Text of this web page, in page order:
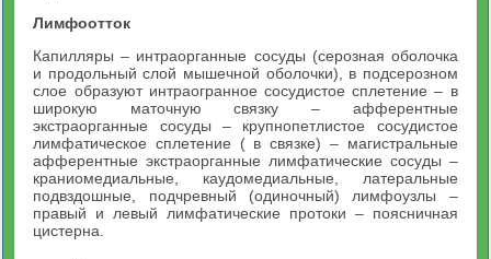
Лимфоотток
Капилляры – интраорганные сосуды (серозная оболочка
и продольный слой мышечной оболочки), в подсерозном
слое образуют интраогранное сосудистое сплетение – в
широкую маточную связку – афферентные
экстраорганные сосуды – крупнопетлистое сосудистое
лимфатическое сплетение ( в связке) – магистральные
афферентные экстраорганные лимфатические сосуды –
краниомедиальные, каудомедиальные, латеральные
подвздошные, подчревный (одиночный) лимфоузлы –
правый и левый лимфатические протоки – поясничная
цистерна.